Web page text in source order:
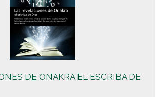
DE ONAKRA EL ESCRIBA DE